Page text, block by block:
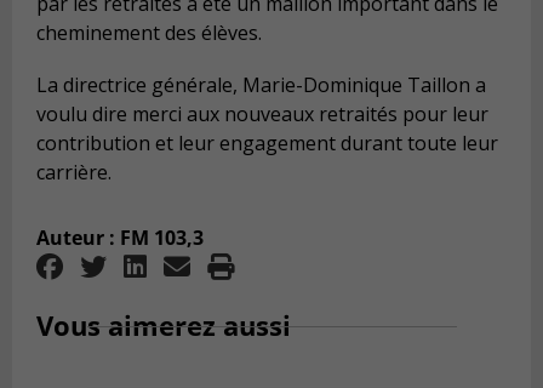
cheminement des élèves.
La directrice générale, Marie-Dominique Taillon a
voulu dire merci aux nouveaux retraités pour leur
contribution et leur engagement durant toute leur
carrière.
Auteur : FM 103,3
Vous aimerez aussi